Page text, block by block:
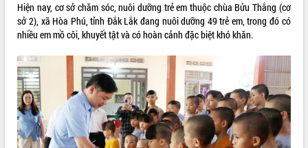
VIDEO
Hiện nay, cơ sở chăm sóc, nuôi dưỡng trẻ em thuộc chùa Bửu Thắng (cơ
sở 2), xã Hòa Phú, tỉnh Đắk Lắk đang nuôi dưỡng 49 trẻ em, trong đó có
nhiều em mồ côi, khuyết tật và có hoàn cảnh đặc biệt khó khăn.